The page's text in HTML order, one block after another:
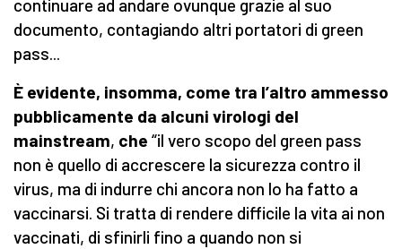
continuare ad andare ovunque grazie al suo
documento, contagiando altri portatori di green
pass...
È evidente, insomma, come tra l’altro ammesso
pubblicamente da alcuni virologi del
mainstream, che “il vero scopo del green pass
non è quello di accrescere la sicurezza contro il
virus, ma di indurre chi ancora non lo ha fatto a
vaccinarsi. Si tratta di rendere difficile la vita ai non
vaccinati, di sfinirli fino a quando non si